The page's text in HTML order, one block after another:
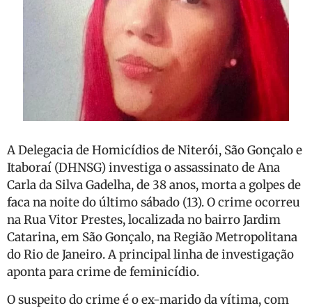
A Delegacia de Homicídios de Niterói, São Gonçalo e
Itaboraí (DHNSG) investiga o assassinato de Ana
Carla da Silva Gadelha, de 38 anos, morta a golpes de
faca na noite do último sábado (13). O crime ocorreu
na Rua Vitor Prestes, localizada no bairro Jardim
Catarina, em São Gonçalo, na Região Metropolitana
do Rio de Janeiro. A principal linha de investigação
aponta para crime de feminicídio.
O suspeito do crime é o ex-marido da vítima, com